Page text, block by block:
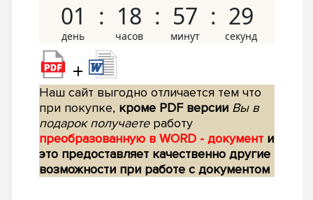
01 18 57 28
+
Наш сайт выгодно отличается тем что
при покупке, кроме PDF версии Вы в
подарок получаетеработу
преобразованную в WORD - документ и
это предоставляет качественно другие
возможности при работе с документом